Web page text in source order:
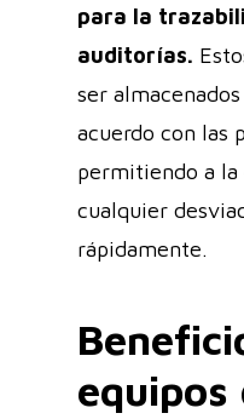
para la
auditorías.
ser
acuerdo con las
permitiendo a
cualquier
rápidamente.
equipos